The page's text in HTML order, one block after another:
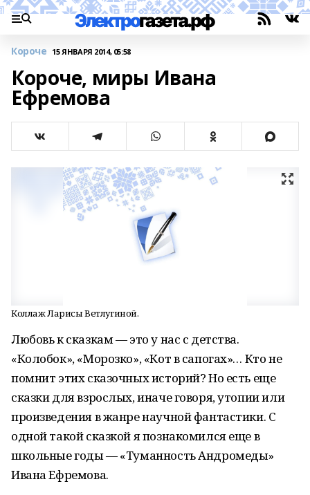
Короче 15 ЯНВАРЯ 2014, 05:58
Короче, миры Ивана
Ефремова
Коллаж Ларисы Ветлугиной.
Любовь к сказкам — это у нас с детства.
«Колобок», «Морозко», «Кот в сапогах»… Кто не
помнит этих сказочных историй? Но есть еще
сказки для взрослых, иначе говоря, утопии или
произведения в жанре научной фантастики. С
одной такой сказкой я познакомился еще в
школьные годы — «Туманность Андромеды»
Ивана Ефремова.